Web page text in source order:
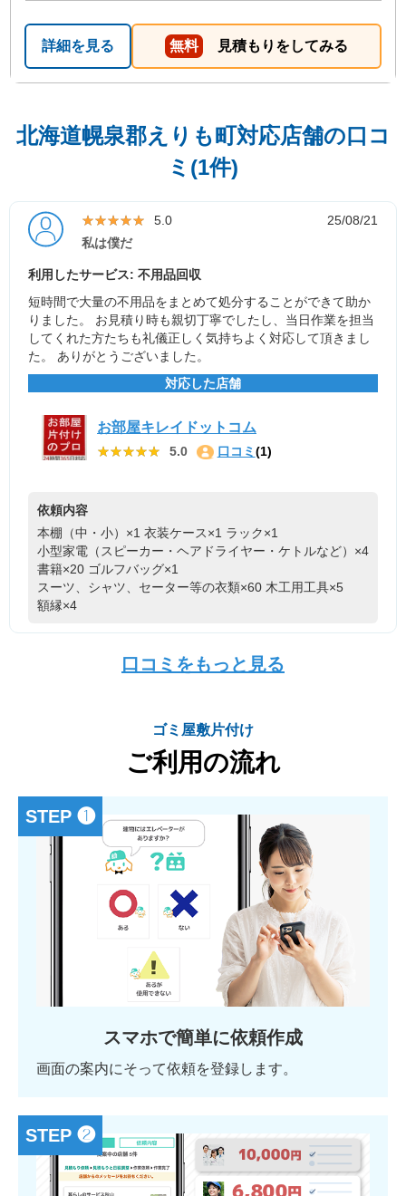
詳細を見る 無料 見積もりをしてみる
北海道幌泉郡えりも町対応店舗の口コ
ミ(1件)
★★★★★
★★★★★ 5.0
25/08/21
私は僕だ
利用したサービス: 不用品回収
短時間で大量の不用品をまとめて処分することができて助か
りました。 お見積り時も親切丁寧でしたし、当日作業を担当
してくれた方たちも礼儀正しく気持ちよく対応して頂きまし
た。 ありがとうございました。
対応した店舗
お部屋キレイドットコム
★★★★★
★★★★★ 5.0 口コミ (1)
依頼内容
本棚（中・小）×1 衣装ケース×1 ラック×1
小型家電（スピーカー・ヘアドライヤー・ケトルなど）×4
書籍×20 ゴルフバッグ×1
スーツ、シャツ、セーター等の衣類×60 木工用工具×5
額縁×4
口コミをもっと見る
ゴミ屋敷片付け
ご利用の流れ
STEP ❶
スマホで簡単に依頼作成
画面の案内にそって依頼を登録します。
STEP ❷